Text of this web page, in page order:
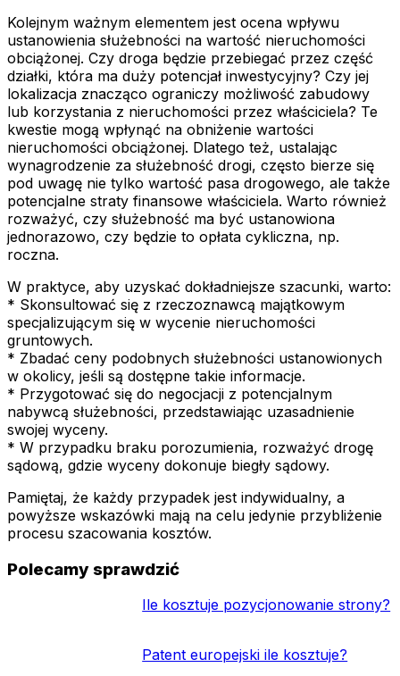
Kolejnym ważnym elementem jest ocena wpływu
ustanowienia służebności na wartość nieruchomości
obciążonej. Czy droga będzie przebiegać przez część
działki, która ma duży potencjał inwestycyjny? Czy jej
lokalizacja znacząco ograniczy możliwość zabudowy
lub korzystania z nieruchomości przez właściciela? Te
kwestie mogą wpłynąć na obniżenie wartości
nieruchomości obciążonej. Dlatego też, ustalając
wynagrodzenie za służebność drogi, często bierze się
pod uwagę nie tylko wartość pasa drogowego, ale także
potencjalne straty finansowe właściciela. Warto również
rozważyć, czy służebność ma być ustanowiona
jednorazowo, czy będzie to opłata cykliczna, np.
roczna.
W praktyce, aby uzyskać dokładniejsze szacunki, warto:
* Skonsultować się z rzeczoznawcą majątkowym
specjalizującym się w wycenie nieruchomości
gruntowych.
* Zbadać ceny podobnych służebności ustanowionych
w okolicy, jeśli są dostępne takie informacje.
* Przygotować się do negocjacji z potencjalnym
nabywcą służebności, przedstawiając uzasadnienie
swojej wyceny.
* W przypadku braku porozumienia, rozważyć drogę
sądową, gdzie wyceny dokonuje biegły sądowy.
Pamiętaj, że każdy przypadek jest indywidualny, a
powyższe wskazówki mają na celu jedynie przybliżenie
procesu szacowania kosztów.
Polecamy sprawdzić
Ile kosztuje pozycjonowanie strony?
Patent europejski ile kosztuje?